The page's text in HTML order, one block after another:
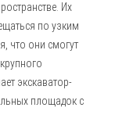
Их
по узким
что они смогут
экскаватор-
площадок с